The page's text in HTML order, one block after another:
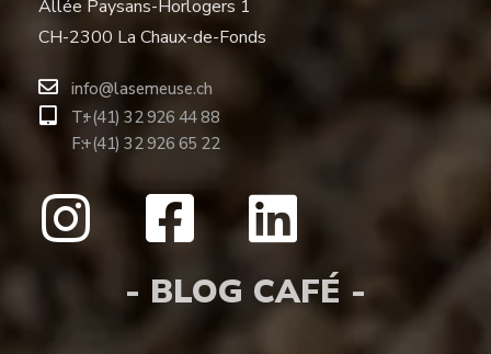
Allée Paysans-Horlogers 1
CH-2300 La Chaux-de-Fonds
info@lasemeuse.ch
T:
F:
+(41) 32 926 44 88
+(41) 32 926 65 22
- BLOG CAFÉ -